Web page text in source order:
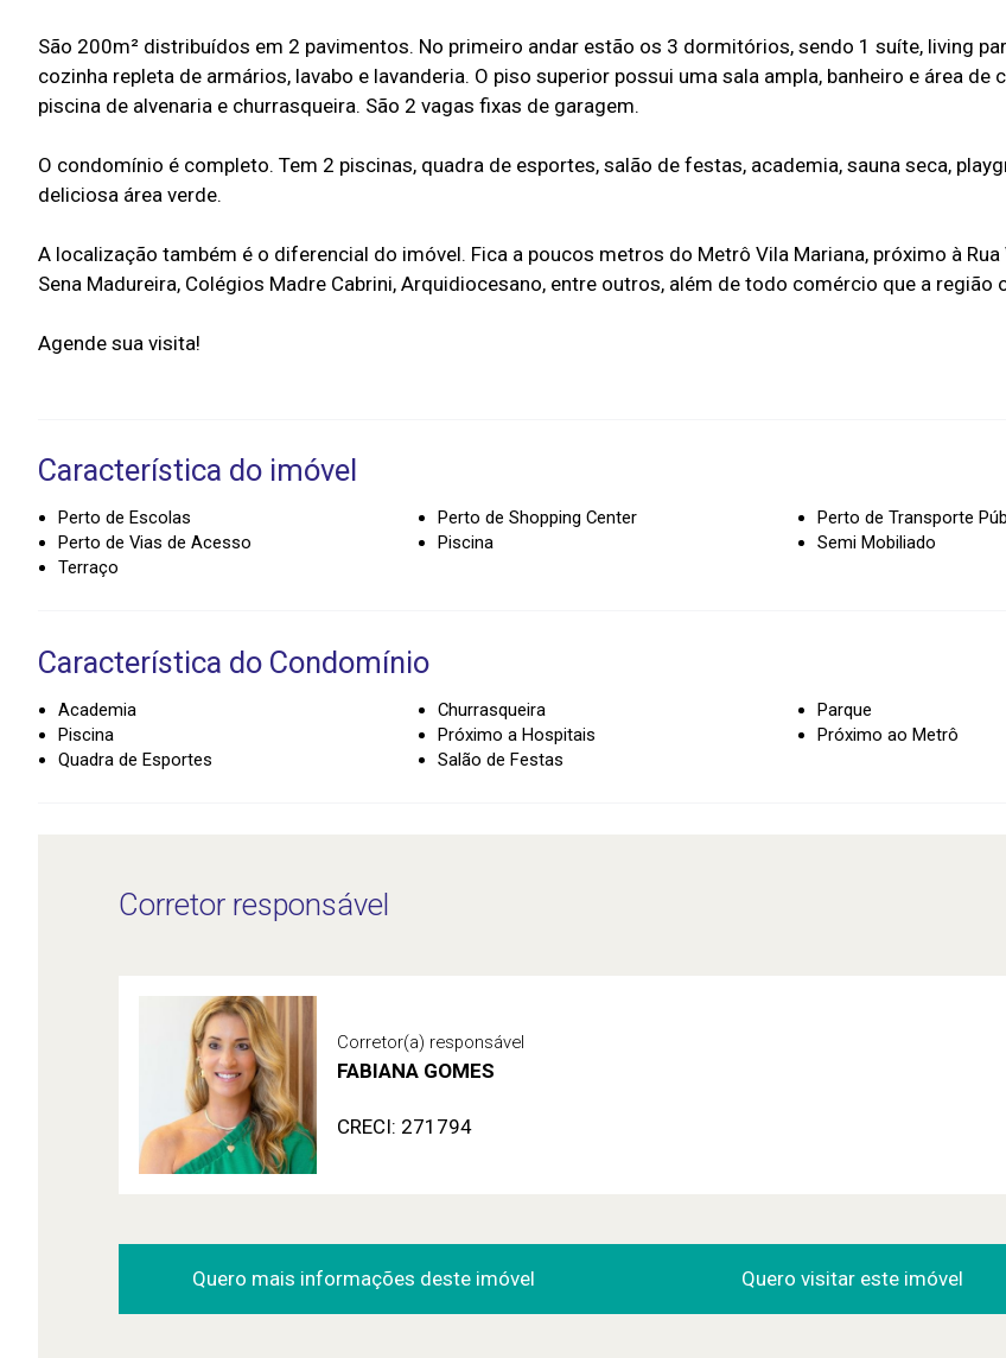
São 200m² distribuídos em 2 pavimentos. No primeiro andar estão os 3 dormitórios, sendo 1 suíte, living
cozinha repleta de armários, lavabo e lavanderia. O piso superior possui uma sala ampla, banheiro e área de
piscina de alvenaria e churrasqueira. São 2 vagas fixas de garagem.
O condomínio é completo. Tem 2 piscinas, quadra de esportes, salão de festas, academia, sauna seca,
deliciosa área verde.
A localização também é o diferencial do imóvel. Fica a poucos metros do Metrô Vila Mariana, próximo à Rua
Sena Madureira, Colégios Madre Cabrini, Arquidiocesano, entre outros, além de todo comércio que a região
Agende sua visita!
Característica do imóvel
Perto de Escolas Perto de Shopping Center
Perto de Transporte
Perto de Vias de Acesso
Piscina
Semi Mobiliado
Terraço
Característica do Condomínio
Academia Churrasqueira
Parque
Piscina
Próximo a Hospitais
Próximo ao Metrô
Quadra de Esportes
Salão de Festas
Corretor responsável
Corretor(a) responsável
FABIANA GOMES
CRECI: 271794
Quero mais informações deste imóvel Quero visitar este imóvel